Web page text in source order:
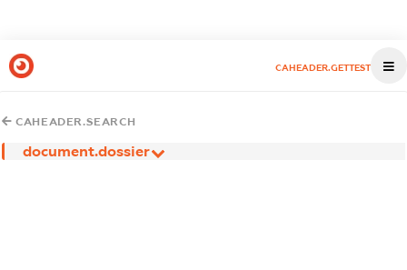
CAHEADER.GETTEST
CAHEADER.SEARCH
document.dossier